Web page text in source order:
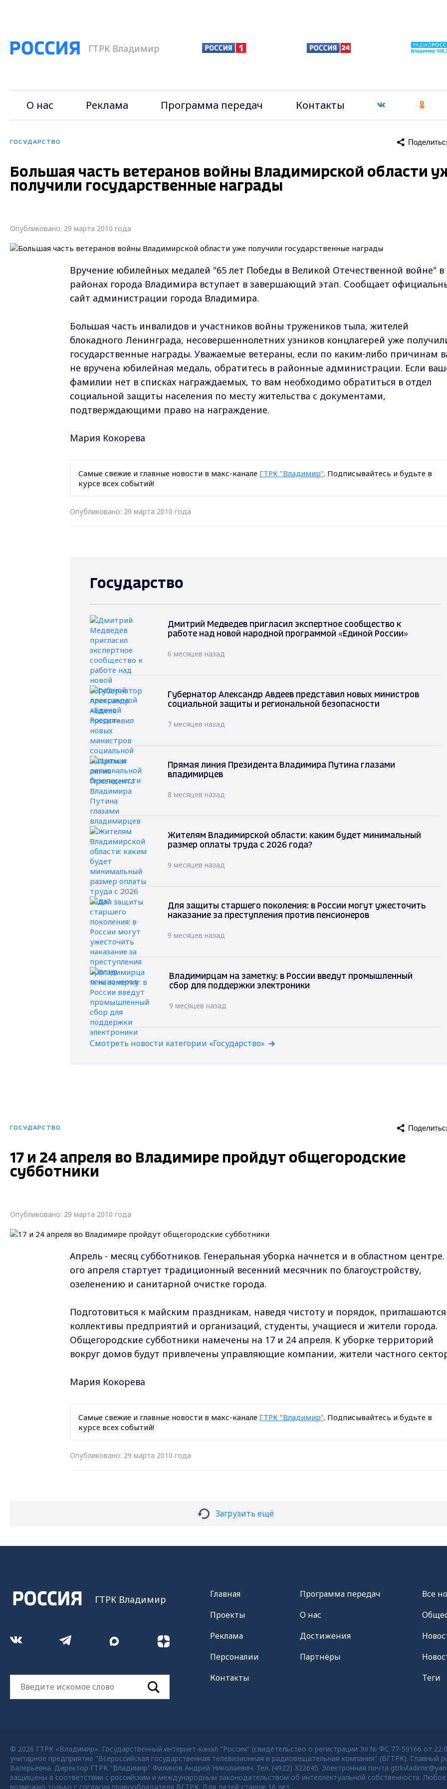
ГТРК Владимир
О нас Реклама Программа передач Контакты
ГОСУДАРСТВО
Большая часть ветеранов войны Владимирской области
получили государственные награды
Опубликовано: 29 марта 2010 года
Вручение юбилейных медалей "65 лет Победы в Великой Отечественной войне" в
районах города Владимира вступает в завершающий этап. Сообщает
сайт администрации города Владимира.
Большая часть инвалидов и участников войны тружеников тыла, жителей
блокадного Ленинграда, несовершеннолетних узников концлагерей уже
государственные награды. Уважаемые ветераны, если по каким-либо причинам
не вручена юбилейная медаль, обратитесь в районные администрации. Если
фамилии нет в списках награждаемых, то вам необходимо обратиться в отдел
социальной защиты населения по месту жительства с документами,
подтверждающими право на награждение.
Мария Кокорева
Самые свежие и главные новости в макс-канале ГТРК "Владимир". Подписывайтесь и будьте в
курсе всех событий!
Опубликовано: 29 марта 2010 года
Государство
Дмитрий Медведев пригласил экспертное сообщество к
работе над новой народной программой «Единой России»
6 месяцев назад
Губернатор Александр Авдеев представил новых министров
социальной защиты и региональной безопасности
7 месяцев назад
Прямая линия Президента Владимира Путина глазами
владимирцев
8 месяцев назад
Жителям Владимирской области: каким будет минимальный
размер оплаты труда с 2026 года?
9 месяцев назад
Для защиты старшего поколения: в России могут ужесточить
наказание за преступления против пенсионеров
9 месяцев назад
Владимирцам на заметку: в России введут промышленный
сбор для поддержки электроники
9 месяцев назад
Смотреть новости категории «Государство»
ГОСУДАРСТВО
17 и 24 апреля во Владимире пройдут общегородские
субботники
Опубликовано: 29 марта 2010 года
Апрель - месяц субботников. Генеральная уборка начнется и в областном центре.
ого апреля стартует традиционный весенний месячник по благоустройству,
озеленению и санитарной очистке города.
Подготовиться к майским праздникам, наведя чистоту и порядок, приглашаются
коллективы предприятий и организаций, студенты, учащиеся и жители города.
Общегородские субботники намечены на 17 и 24 апреля. К уборке территорий
вокруг домов будут привлечены управляющие компании, жители частного
Мария Кокорева
Самые свежие и главные новости в макс-канале ГТРК "Владимир". Подписывайтесь и будьте в
курсе всех событий!
Опубликовано: 29 марта 2010 года
Загрузить ещё
ГТРК Владимир
Главная
Проекты
Реклама
Персоналии
Контакты
Программа передач
О нас
Достижения
Партнёры
Все
Теги
© 2026 ГТРК «Владимир». Государственный интернет-канал "Россия" (свидетельство о регистрации Эл № ФС 77-59166 от
унитарное предприятие "Всероссийская государственная телевизионная и радиовещательная компания" (ВГТРК).
Валерьевна. Директор ГТРК "Владимир" Филинов Андрей Николаевич. Тел. (4922) 322645. Электронная почта
защищены в соответствии с российским и международным законодательством об интеллектуальной собственности.
возможно только с согласия правообладателя ВГТРК. Для детей старше 16 лет.